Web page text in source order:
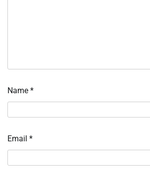
Name *
Email *